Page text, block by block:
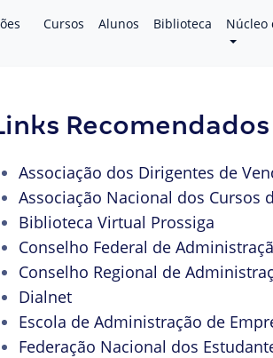
Cursos Alunos Biblioteca Núcleo
Associação dos Dirigentes de
Associação Nacional dos Cursos
Biblioteca Virtual Prossiga
Conselho Federal de
Conselho Regional de
Dialnet
Escola de Administração de
Federação Nacional dos